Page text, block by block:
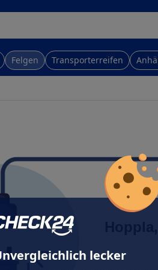
lecker
Felgen Transporterreifen